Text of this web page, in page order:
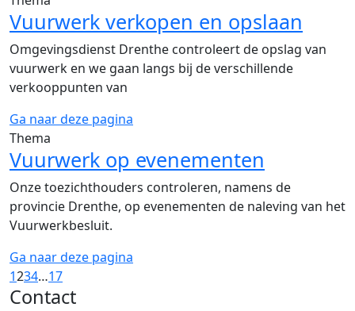
Vuurwerk verkopen en opslaan
Omgevingsdienst Drenthe controleert de opslag van
vuurwerk en we gaan langs bij de verschillende
verkooppunten van
Ga naar deze pagina
Thema
Vuurwerk op evenementen
Onze toezichthouders controleren, namens de
provincie Drenthe, op evenementen de naleving van het
Vuurwerkbesluit.
Ga naar deze pagina
1234…17
Contact